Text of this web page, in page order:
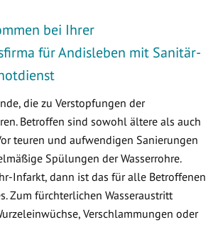
bei Ihrer
für Andisleben mit Sanitär-
die zu Verstopfungen der
Betroffen sind sowohl ältere als auch
teuren und aufwendigen Sanierungen
Spülungen der Wasserrohre.
Infarkt, dann ist das für alle Betroffenen
Zum fürchterlichen Wasseraustritt
Verschlammungen oder